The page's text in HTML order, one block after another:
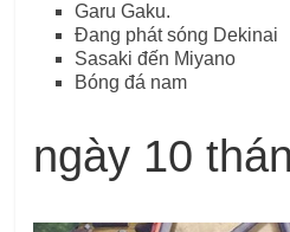
Garu Gaku.
Đang phát sóng Dekinai
Sasaki đến Miyano
Bóng đá nam
ngày 10